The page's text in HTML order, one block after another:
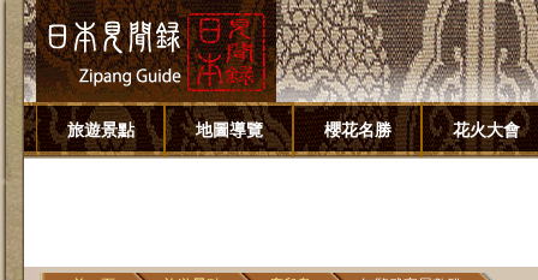
旅遊景點 地圖導覽 櫻花名勝 花火大會